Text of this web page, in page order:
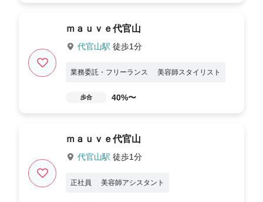
ｍａｕｖｅ代官山
代官山駅 徒歩1分
業務委託・フリーランス 美容師スタイリスト
歩合 40%〜
ｍａｕｖｅ代官山
代官山駅 徒歩1分
正社員 美容師アシスタント